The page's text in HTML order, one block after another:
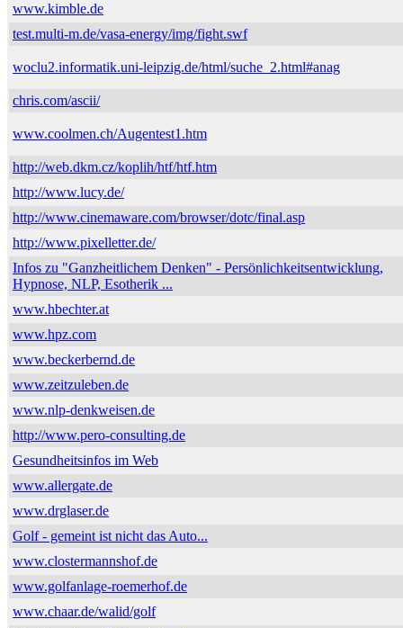
www.kimble.de
test.multi-m.de/vasa-energy/img/fight.swf
woclu2.informatik.uni-leipzig.de/html/suche_2.html#anag
chris.com/ascii/
www.coolmen.ch/Augentest1.htm
http://web.dkm.cz/koplih/htf/htf.htm
http://www.lucy.de/
http://www.cinemaware.com/browser/dotc/final.asp
http://www.pixelletter.de/
Infos zu "Ganzheitlichem Denken" - Persönlichkeitsentwicklung,
Hypnose, NLP, Esotherik ...
www.hbechter.at
www.hpz.com
www.beckerbernd.de
www.zeitzuleben.de
www.nlp-denkweisen.de
http://www.pero-consulting.de
Gesundheitsinfos im Web
www.allergate.de
www.drglaser.de
Golf - gemeint ist nicht das Auto...
www.clostermannshof.de
www.golfanlage-roemerhof.de
www.chaar.de/walid/golf